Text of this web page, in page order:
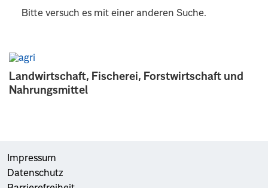
Landwirtschaft, Fischerei, Forstwirtschaft und
Nahrungsmittel
Bitte versuch es mit einer anderen Suche.
Impressum
Datenschutz